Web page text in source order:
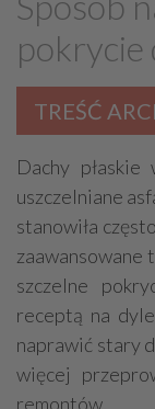
Drewno,
Farby, kleje,
Cegły,
Techniki
Beton
Izolacje
Stal, wyroby
Filtry
pokrycie
TREŚĆ
Dachy
uszczelniane
stanowiła
szczelne
receptą na
naprawić stary
więcej
remontów.